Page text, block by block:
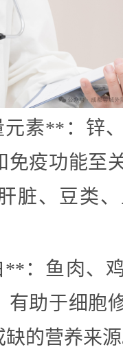
素**：锌
免疫功能至
脏、豆类
：鱼肉、
有助于细胞
的营养来源